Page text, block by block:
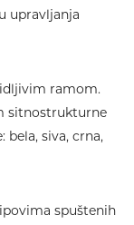
upravljanja
ramom.
sitnostrukturne
bela, siva, crna,
spuštenih